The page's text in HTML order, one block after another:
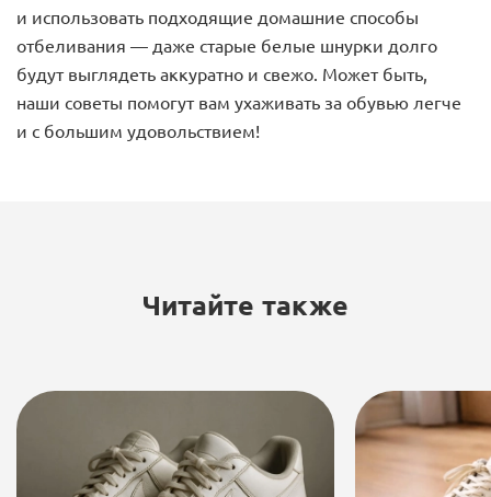
и использовать подходящие домашние способы
отбеливания — даже старые белые шнурки долго
будут выглядеть аккуратно и свежо. Может быть,
наши советы помогут вам ухаживать за обувью легче
и с большим удовольствием!
Читайте также